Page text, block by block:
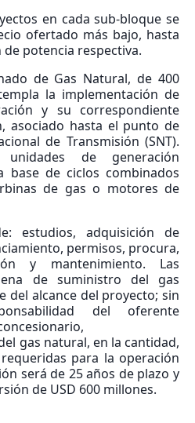
en cada sub-bloque se
ofertado más bajo, hasta
potencia respectiva.
de Gas Natural, de 400
la implementación de
y su correspondiente
asociado hasta el punto de
de Transmisión (SNT).
de generación
base de ciclos combinados
de gas o motores de
estudios, adquisición de
permisos, procura,
y mantenimiento. Las
de suministro del gas
alcance del proyecto; sin
del oferente
gas natural, en la cantidad,
para la operación
será de 25 años de plazo y
de USD 600 millones.